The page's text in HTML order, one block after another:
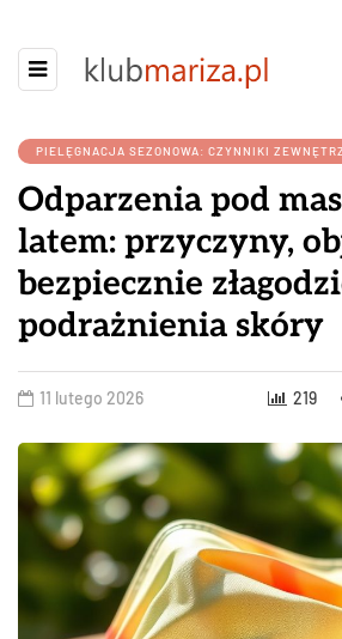
PIELĘGNACJA SEZONOWA: CZYNNIKI
Odparzenia pod
latem: przyczyny,
bezpiecznie
podrażnienia skóry
11 lutego 2026 219